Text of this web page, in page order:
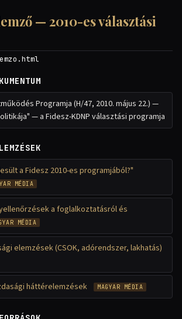
— 2010-es választási
Programja (H/47, 2010. május 22.) —
— a Fidesz-KDNP választási programja
a Fidesz 2010-es programjából?"
MÉDIA
a foglalkoztatásról és
MÉDIA
elemzések (CSOK, adórendszer, lakhatás)
háttérelemzések MAGYAR MÉDIA